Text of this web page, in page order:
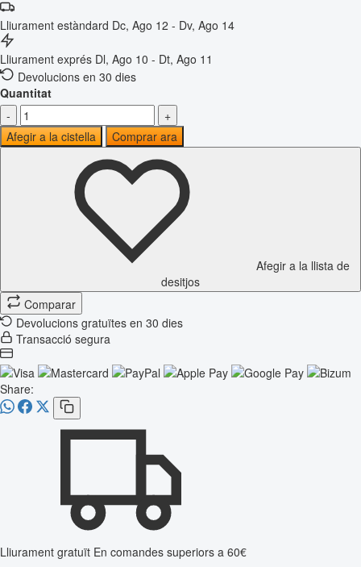
Lliurament estàndard Dc, Ago 12 - Dv, Ago 14
Lliurament exprés Dl, Ago 10 - Dt, Ago 11
Devolucions en 30 dies
Quantitat
-
+
Afegir a la cistella
Comprar ara
Afegir a la llista de
desitjos
Comparar
Devolucions gratuïtes en 30 dies
Transacció segura
Share:
Lliurament gratuït En comandes superiors a 60€